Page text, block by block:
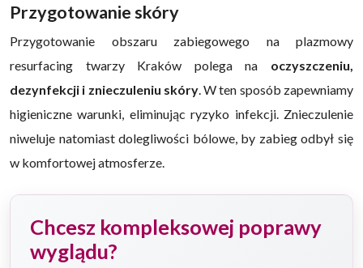
Przygotowanie skóry
Przygotowanie obszaru zabiegowego na plazmowy
resurfacing twarzy Kraków polega na oczyszczeniu,
dezynfekcji i znieczuleniu skóry. W ten sposób zapewniamy
higieniczne warunki, eliminując ryzyko infekcji. Znieczulenie
niweluje natomiast dolegliwości bólowe, by zabieg odbył się
w komfortowej atmosferze.
Chcesz kompleksowej poprawy
wyglądu?